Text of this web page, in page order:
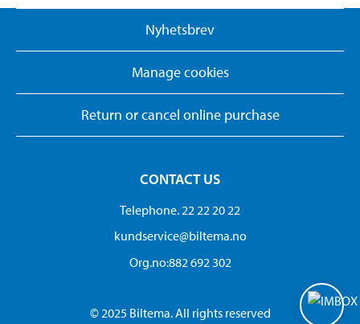
Nyhetsbrev
Manage cookies
Return or cancel online purchase
CONTACT US
Telephone. 22 22 20 22
kundservice@biltema.no
Org.no:882 692 302
© 2025 Biltema. All rights reserved